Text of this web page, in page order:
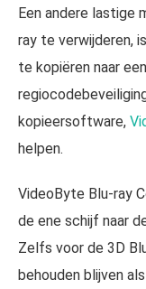
Een andere lastige
ray te verwijderen,
te kopiëren naar
kopieersoftware,
helpen.
VideoByte Blu-ray
de ene schijf naar
Zelfs voor de 3D
behouden blijven